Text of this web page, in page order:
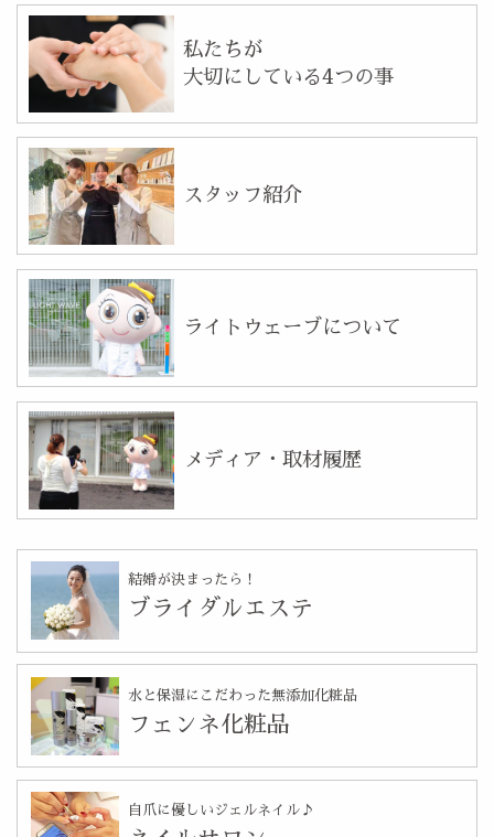
私たちが
大切にしている4つの事
スタッフ紹介
ライトウェーブについて
メディア・取材履歴
結婚が決まったら！
ブライダルエステ
水と保湿にこだわった無添加化粧品
フェンネ化粧品
自爪に優しいジェルネイル♪